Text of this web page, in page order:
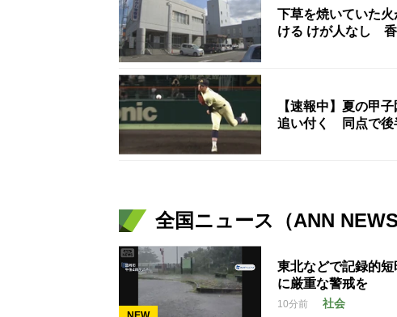
下草を焼いていた
ける けが人なし
【速報中】夏の甲
追い付く 同点で後
全国ニュース（ANN NEWS
東北などで記録的
に厳重な警戒を
10分前 社会